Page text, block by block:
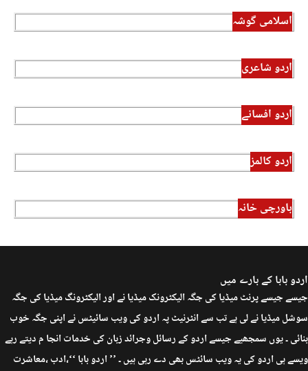
اسلامی گوشہ
اردو شاعری
اردو افسانے
اردو کالمز
باورچی خانہ
اردو بابا کے بارے میں
جیسے جیسے پرنٹ میڈیا کی جگہ الیکٹرونک میڈیا نے اور الیکٹرونگ میڈیا کی جگہ
سوشل میڈیا نے لی ہے تب سے انٹرنیٹ پہ اردو کی ویب سائیٹس نے اپنی جگہ خوب
بنائی ۔ یوں سمجھیے جیسے اردو کے رسائل وجرائد زبان کی خدمات انجا م دیتے رہے
ویسے ہی اردو کی یہ ویب سائٹس بھی دے رہی ہیں ۔ ’’ اردو بابا ‘‘،ادب ،معاشرت